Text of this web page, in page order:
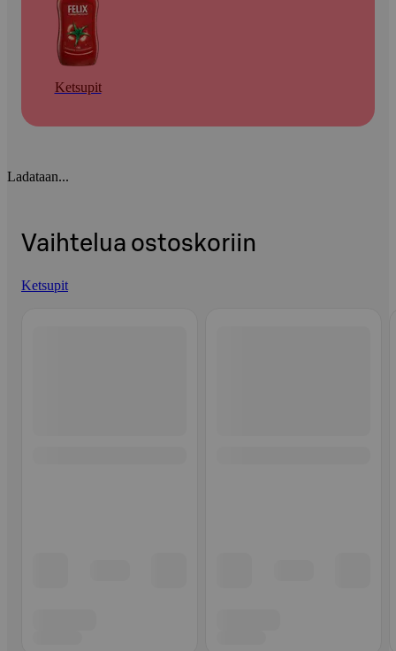
Ketsupit
Ladataan...
Vaihtelua ostoskoriin
Ketsupit